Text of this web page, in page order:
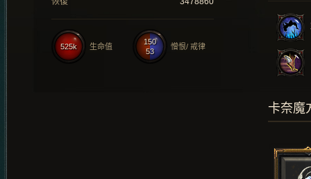
150
53
憎恨/ 戒律
525k 生命值
卡奈魔